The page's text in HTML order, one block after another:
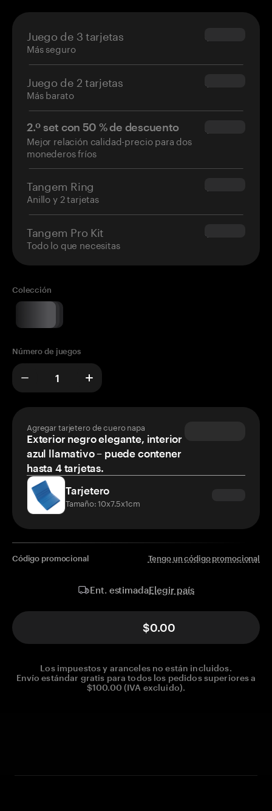
Juego de 3 tarjetas
Más seguro
$69.90
Juego de 2 tarjetas
Más barato
$54.90
2.º set con 50 % de descuento
Mejor relación calidad-precio para dos
monederos fríos
$34.95
Tangem Ring
Anillo y 2 tarjetas
$160.00
Tangem Pro Kit
Todo lo que necesitas
$180.00
Colección
Número de juegos
Agregar tarjetero de cuero napa
Exterior negro elegante, interior
azul llamativo – puede contener
hasta 4 tarjetas.
Tarjetero
Tamaño: 10x7.5x1cm
Código promocional Tengo un código promocional
Ent. estimadaElegir país
$0.00
Los impuestos y aranceles no están incluidos.
Envío estándar gratis para todos los pedidos superiores a
$100.00 (IVA excluido).